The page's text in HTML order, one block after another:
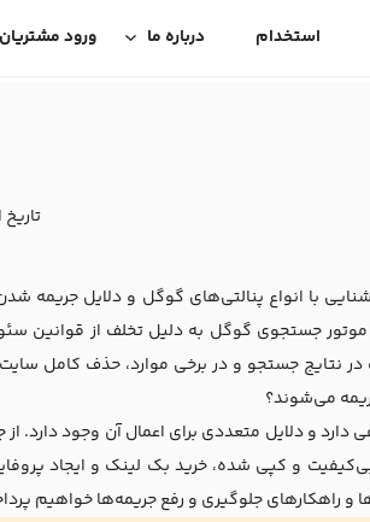
استخدام درباره ما ورود مشتریان
با انواع پنالتی‌های گوگل و دلایل جریمه
جستجوی گوگل به دلیل تخلف از قوانین
نتایج جستجو و در برخی موارد، حذف کامل
می‌شوند؟
دارد و دلایل متعددی برای اعمال آن وجود دارد.
و کپی شده، خرید بک لینک و ایجاد
و راهکارهای جلوگیری و رفع جریمه‌ها خواهیم